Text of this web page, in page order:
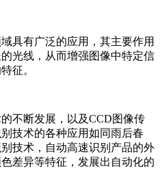
具有广泛的应用，其主要作用
光线，从而增强图像中特定信
征。
不断发展，以及CCD图像传
技术的各种应用如同雨后春
技术，自动高速识别产品的外
差异等特征，发展出自动化的